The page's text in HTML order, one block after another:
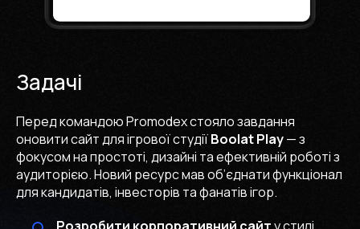
Задачі
Перед командою Promodex стояло завдання
оновити сайт для ігрової студіїBoolat Play— з
фокусом на простоті, дизайні та ефективній роботі з
аудиторією. Новий ресурс мав об’єднати функціонал
для кандидатів, інвесторів та фанатів ігор.